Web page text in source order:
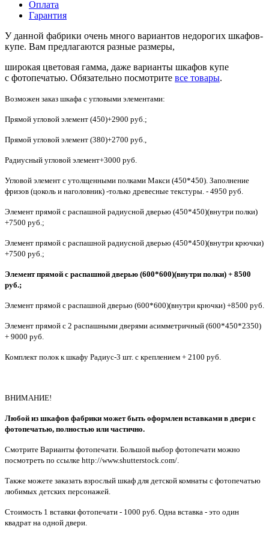
Оплата
Гарантия
У данной фабрики очень много вариантов недорогих шкафов-
купе. Вам предлагаются разные размеры,
широкая цветовая гамма, даже варианты шкафов купе
с фотопечатью. Обязательно посмотрите все товары.
Возможен заказ шкафа с угловыми элементами:
Прямой угловой элемент (450)+2900 руб.;
Прямой угловой элемент (380)+2700 руб.,
Радиусный угловой элемент+3000 руб.
Угловой элемент с утолщенными полками Макси (450*450). Заполнение
фризов (цоколь и наголовник) -только древесные текстуры. - 4950 руб.
Элемент прямой с распашной радиусной дверью (450*450)(внутри полки)
+7500 руб.;
Элемент прямой с распашной радиусной дверью (450*450)(внутри крючки)
+7500 руб.;
Элемент прямой с распашной дверью (600*600)(внутри полки) + 8500
руб.;
Элемент прямой с распашной дверью (600*600)(внутри крючки) +8500 руб.
Элемент прямой с 2 распашными дверями асимметричный (600*450*2350)
+ 9000 руб.
Комплект полок к шкафу Радиус-3 шт. с креплением + 2100 руб.
ВНИМАНИЕ!
Любой из шкафов фабрики может быть оформлен вставками в двери с
фотопечатью, полностью или частично.
Смотрите Варианты фотопечати. Большой выбор фотопечати можно
посмотреть по ссылке http://www.shutterstock.com/.
Также можете заказать взрослый шкаф для детской комнаты с фотопечатью
любимых детских персонажей.
Стоимость 1 вставки фотопечати - 1000 руб. Одна вставка - это один
квадрат на одной двери.